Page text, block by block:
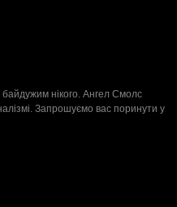
байдужим нікого. Ангел Смолс
Запрошуємо вас поринути у